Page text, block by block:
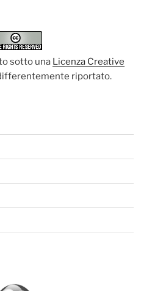
sotto una Licenza Creative
riportato.